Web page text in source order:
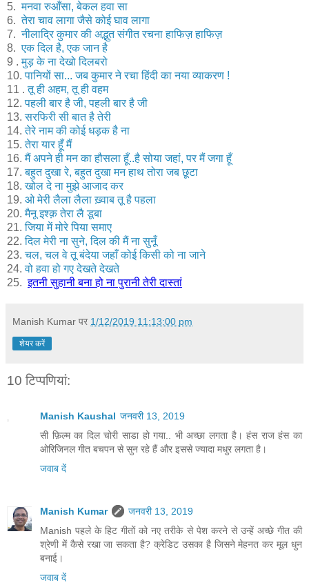
5.मनवा रुआँसा, बेकल हवा सा
6.तेरा चाव लागा जैसे कोई घाव लागा
7.नीलाद्रि कुमार की अद्भुत संगीत रचना हाफिज़ हाफिज़
8. एक दिल है, एक जान है
9 .मुड़ के ना देखो दिलबरो
10.पानियों सा... जब कुमार ने रचा हिंदी का नया व्याकरण !
11 .तू ही अहम, तू ही वहम
12.पहली बार है जी, पहली बार है जी
13.सरफिरी सी बात है तेरी
14.तेरे नाम की कोई धड़क है ना
15.तेरा यार हूँ मैं
16.मैं अपने ही मन का हौसला हूँ..है सोया जहां, पर मैं जगा हूँ
17. बहुत दुखा रे, बहुत दुखा मन हाथ तोरा जब छूटा
18.खोल दे ना मुझे आजाद कर
19. ओ मेरी लैला लैला ख़्वाब तू है पहला
20. मैनू इश्क़ तेरा लै डूबा
21.जिया में मोरे पिया समाए
22.दिल मेरी ना सुने, दिल की मैं ना सुनूँ
23.चल, चल वे तू बंदेया जहाँ कोई किसी को ना जाने
24.वो हवा हो गए देखते देखते
25. इतनी सुहानी बना हो ना पुरानी तेरी दास्तां
Manish Kumar पर 1/12/2019 11:13:00 pm
शेयर करें
10 टिप्‍पणियां:
Manish Kaushal जनवरी 13, 2019
सी फ़िल्म का दिल चोरी साडा हो गया.. भी अच्छा लगता है। हंस राज हंस का
ओरिजिनल गीत बचपन से सुन रहे हैं और इससे ज्यादा मधुर लगता है।
जवाब दें
Manish Kumar
जनवरी 13, 2019
Manish पहले के हिट गीतों को नए तरीके से पेश करने से उन्हें अच्छे गीत की
श्रेणी में कैसे रखा जा सकता है? क्रेडिट उसका है जिसने मेहनत कर मूल धुन
बनाई।
जवाब दें